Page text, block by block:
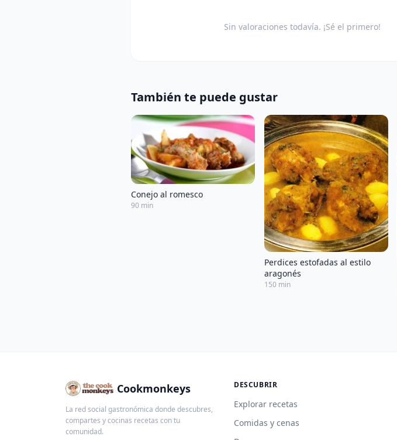
Sin valoraciones todavía. ¡Sé el primero!
También te puede gustar
Conejo al romesco
90 min
Perdices estofadas al estilo
aragonés
150 min
Cookmonkeys
La red social gastronómica donde descubres,
compartes y cocinas recetas con tu
comunidad.
DESCUBRIR
Explorar recetas
Comidas y cenas